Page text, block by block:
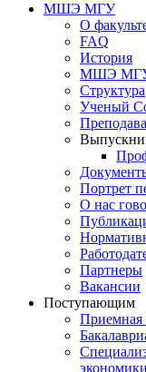
МШЭ МГУ
О
FAQ
История
МШЭ МГУ
Структура
Ученый
Портрет
О нас
Партнеры
Вакансии
Поступающим
Приемная